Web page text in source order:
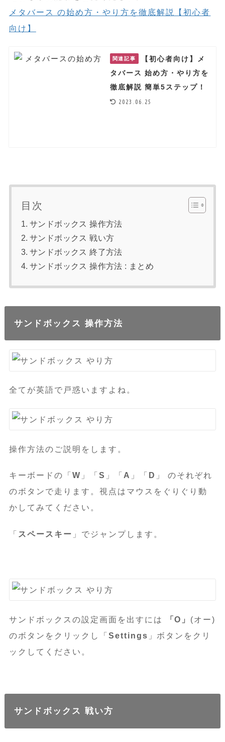
メタバース の始め方・やり方を徹底解説【初心者
向け】
関連記事
【初心者向け】メ
タバース 始め方・やり方を
徹底解説 簡単5ステップ！
2023.06.25
目次
サンドボックス 操作方法
サンドボックス 戦い方
サンドボックス 終了方法
サンドボックス 操作方法 : まとめ
サンドボックス 操作方法
全てが英語で戸惑いますよね。
操作方法のご説明をします。
キーボードの「W 」「S 」「 A 」「 D 」 のそれぞれ
のボタンで走ります。視点はマウスをぐりぐり動
かしてみてください。
「 スペースキー 」でジャンプします。
サンドボックスの設定画面を出すには 「O」 (オー)
のボタンをクリックし「Settings 」ボタンをクリ
ックしてください。
サンドボックス 戦い方